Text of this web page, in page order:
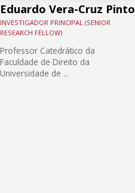
Eduardo Vera-Cruz Pinto
INVESTIGADOR PRINCIPAL (SENIOR
RESEARCH FELLOW)
Professor Catedrático da
Faculdade de Direito da
Universidade de ...